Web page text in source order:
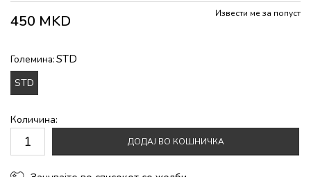
450 MKD Извести ме за попуст
Големина:STD
STD
Количина:
ДОДАЈ ВО КОШНИЧКА